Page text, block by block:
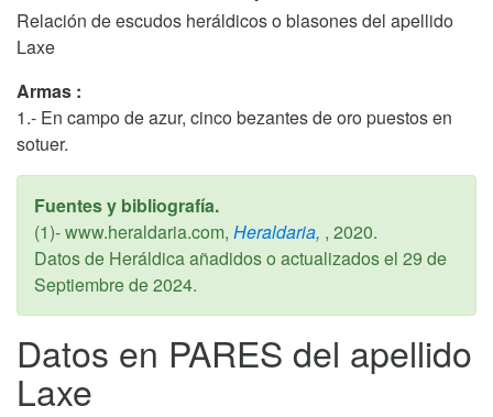
Relación de escudos heráldicos o blasones del apellido
Laxe
Armas :
1.- En campo de azur, cinco bezantes de oro puestos en
sotuer.
Fuentes y bibliografía.
(1)- www.heraldaria.com, Heraldaria, , 2020.
Datos de Heráldica añadidos o actualizados el 29 de
Septiembre de 2024.
Datos en PARES del apellido
Laxe